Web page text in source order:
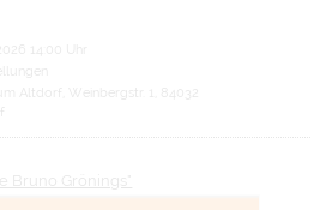
Altdorf, Weinbergstr. 1, 84032
Bruno Grönings"